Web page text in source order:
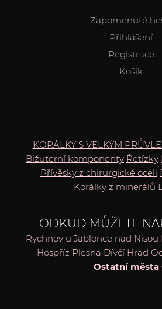
Zapomenuté
Přihlášení
Registrace
Košík
KORÁLKY S VELKÝM
Bižuterní komponenty Řetízky
Přívěsky z chirurgické oceli
Korálky z minerálů
ODKUD MŮŽETE
Rychnov u Jablonce nad Nisou
Hospříz Plesná Dívčí Hrad
Ostatní města